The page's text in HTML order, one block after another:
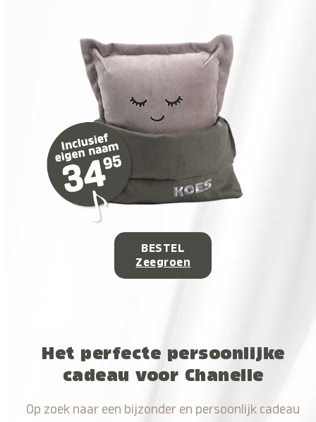
BESTEL
Zeegroen
Het perfecte persoonlijke
cadeau voor Chanelle
Op zoek naar een bijzonder en persoonlijk cadeau